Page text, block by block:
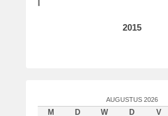
2015
AUGUSTUS 2026
M D W D V